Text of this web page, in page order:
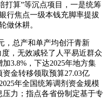
打算”等沉点项目，一是统筹
行焦点一级本钱充脚率提拔
做休耕。
总产和单产均创汗青新
，无效减轻了人平易近群众
3.8%，下达2025年地方集
金转移领取预算27.03亿
年全国统筹调剂资金规模
压力；指点各省份制定基于专